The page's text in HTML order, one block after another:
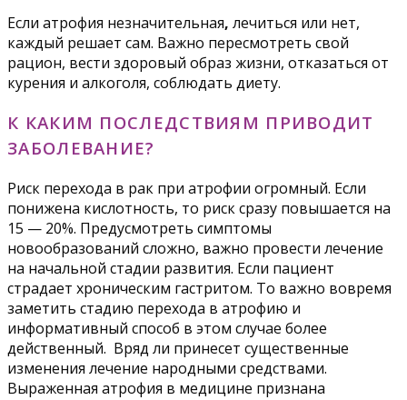
Если атрофия незначительная, лечиться или нет,
каждый решает сам. Важно пересмотреть свой
рацион, вести здоровый образ жизни, отказаться от
курения и алкоголя, соблюдать диету.
К КАКИМ ПОСЛЕДСТВИЯМ ПРИВОДИТ
ЗАБОЛЕВАНИЕ?
Риск перехода в рак при атрофии огромный. Если
понижена кислотность, то риск сразу повышается на
15 — 20%. Предусмотреть симптомы
новообразований сложно, важно провести лечение
на начальной стадии развития. Если пациент
страдает хроническим гастритом. То важно вовремя
заметить стадию перехода в атрофию и
информативный способ в этом случае более
действенный. Вряд ли принесет существенные
изменения лечение народными средствами.
Выраженная атрофия в медицине признана